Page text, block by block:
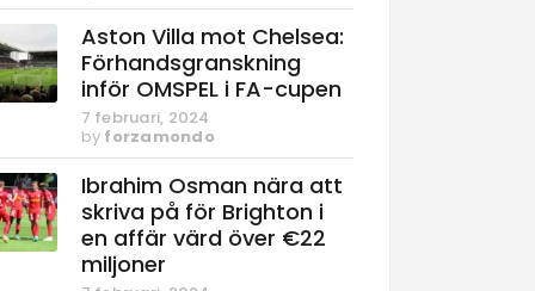
Aston Villa mot Chelsea:
Förhandsgranskning
inför OMSPEL i FA-cupen
7 februari, 2024
by forzamondo
Ibrahim Osman nära att
skriva på för Brighton i
en affär värd över €22
miljoner